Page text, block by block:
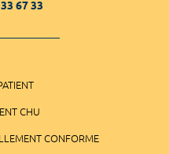
67 33
CHU
CONFORME